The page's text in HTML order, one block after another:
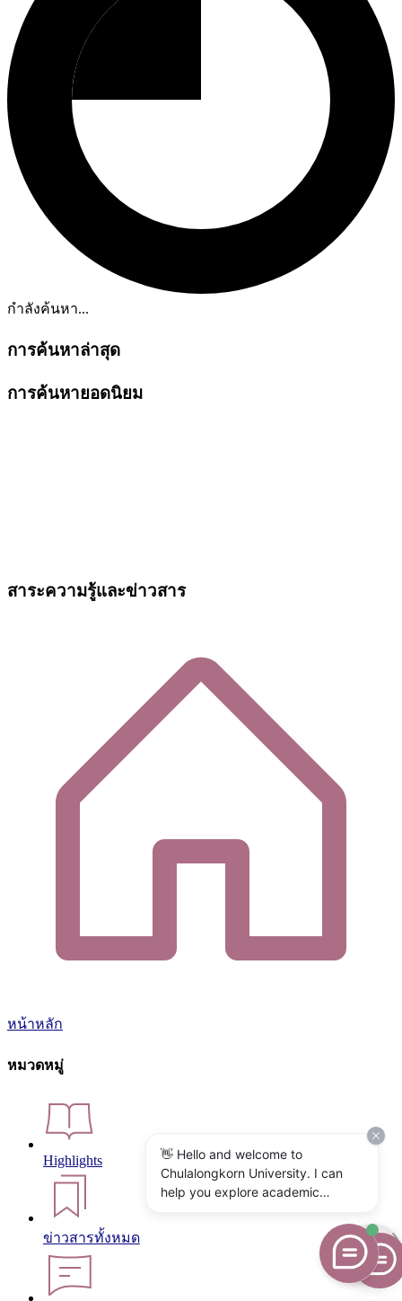
กำลังค้นหา...
การค้นหาล่าสุด
การค้นหายอดนิยม
สาระความรู้และข่าวสาร
หน้าหลัก
หมวดหมู่
Highlights
ข่าวสารทั้งหมด
👋 Hello and welcome to
Chulalongkorn University. I can
help you explore academic